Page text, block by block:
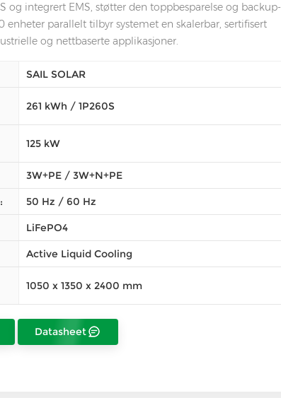
og integrert EMS, støtter den toppbesparelse og backup-
enheter parallelt tilbyr systemet en skalerbar, sertifisert
og nettbaserte applikasjoner.
SAIL SOLAR
261 kWh / 1P260S
125 kW
3W+PE / 3W+N+PE
50 Hz / 60 Hz
LiFePO4
Active Liquid Cooling
1050 x 1350 x 2400 mm
Datasheet